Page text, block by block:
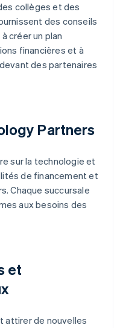
collèges et des
des conseils
créer un plan
financières et à
des partenaires
Partners
sur la technologie et
de financement et
Chaque succursale
aux besoins des
et
attirer de nouvelles